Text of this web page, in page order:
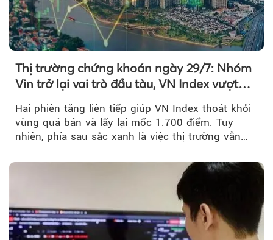
Thị trường chứng khoán ngày 29/7: Nhóm
Vin trở lại vai trò đầu tàu, VN Index vượt
Hai phiên tăng liên tiếp giúp VN Index thoát khỏi
vùng quá bán và lấy lại mốc 1.700 điểm. Tuy
nhiên, phía sau sắc xanh là việc thị trường vẫn
tiền vẫn chưa thực sự trở lại.